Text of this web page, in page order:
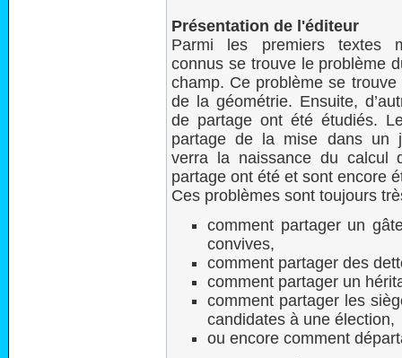
Présentation de l'éditeur
Parmi les premiers textes
connus se trouve le problème
champ. Ce problème se trouve
de la géométrie. Ensuite,
de partage ont été étudiés.
partage de la mise dans un
verra la naissance du calcul
partage ont été et sont encore
Ces problèmes sont toujours
comment partager un
convives,
comment partager des
comment partager un
comment partager les
candidates à une élection,
ou encore comment